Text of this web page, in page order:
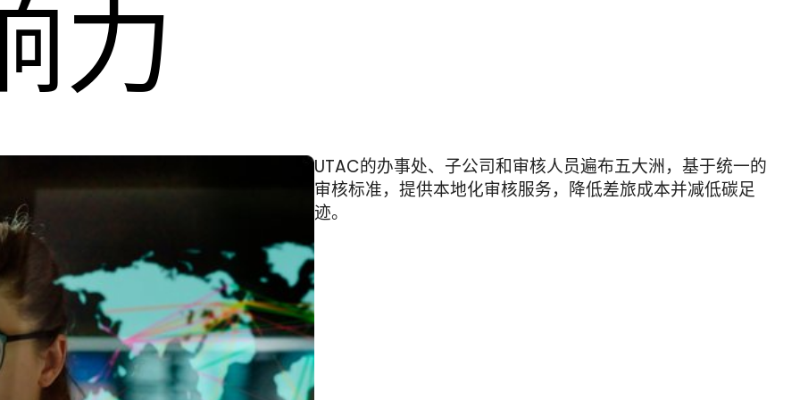
力
UTAC的办事处、子公司和审核人员遍布五大洲，基于统一的
审核标准，提供本地化审核服务，降低差旅成本并减低碳足
迹。